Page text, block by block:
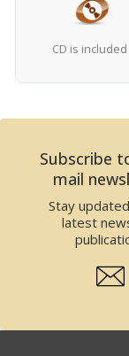
CD is included
Subscribe
mail
Stay
latest